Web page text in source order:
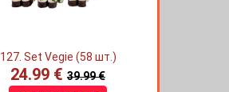
127. Set Vegie (58 шт.)
24.99 € 39.99 €